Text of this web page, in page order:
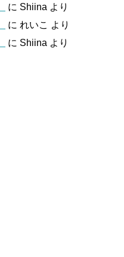
に Shiina より
に れいこ より
に Shiina より